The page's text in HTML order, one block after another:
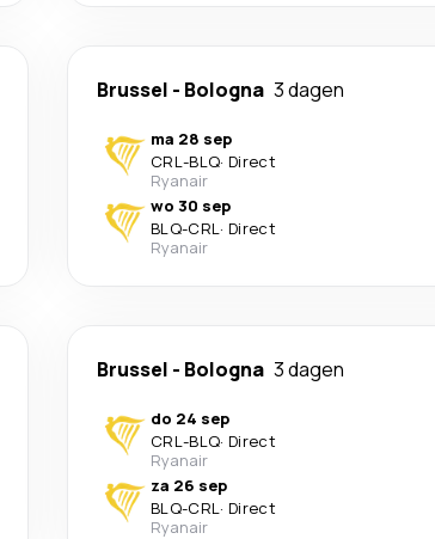
Brussel - Bologna 3 dagen
ma 28 sep
CRL-BLQ· Direct
Ryanair
wo 30 sep
BLQ-CRL· Direct
Ryanair
Brussel - Bologna 3 dagen
do 24 sep
CRL-BLQ· Direct
Ryanair
za 26 sep
BLQ-CRL· Direct
Ryanair